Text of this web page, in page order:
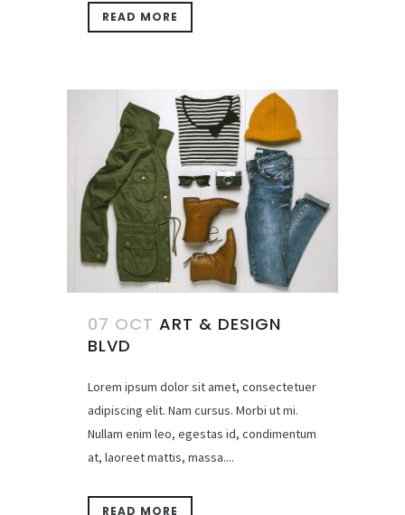
READ MORE
07 OCT ART & DESIGN
BLVD
Lorem ipsum dolor sit amet, consectetuer
adipiscing elit. Nam cursus. Morbi ut mi.
Nullam enim leo, egestas id, condimentum
at, laoreet mattis, massa....
READ MORE